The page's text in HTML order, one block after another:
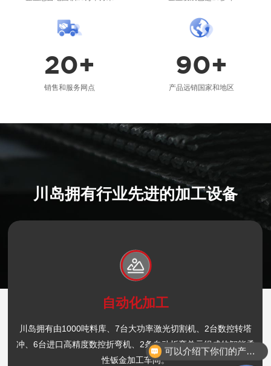
江苏川岛智能装备股份有限公司在全国设有二十
几个销售和服务网点，产品远销欧洲、北美、非
洲、东南亚等九十多个国家和地区。
20+
销售和服务网点
90+
产品远销国家和地区
川岛拥有行业先进的加工设备
自动化加工
川岛拥有由1000吨料库、7台大功率激光切割机、2台数控转塔
冲、6台进口高精度数控折弯机、2条自动折弯单元组成的智能柔
性钣金加工车间。
机加工设备
主要的机加工设备有：大型数控立车、大型的钻铣加工中心数
台，直径2.5米、床身21米长的大重型数控车床1台，各种中型普
通车床、数控铣床、磨床以及进口高端精密数控车床30多台套。
液压成型设备
套，以及钣金、五金、注塑等各种大型贵重模具近500套。可以介绍下你们的产品吗？